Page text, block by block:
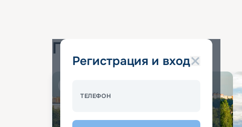
Регистрация и вход
ТЕЛЕФОН
Популярные круизы